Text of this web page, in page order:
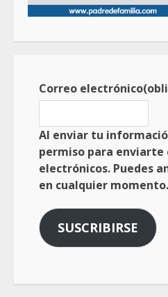
Correo electrónico
Al enviar tu
permiso para enviarte
electrónicos. Puedes
en cualquier momento.
SUSCRIBIRSE